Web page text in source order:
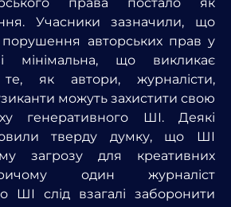
Учасники зазначили, що
порушення авторських прав у
мінімальна, що викликає
як автори, журналісти,
можуть захистити свою
генеративного ШІ. Деякі
тверду думку, що ШІ
загрозу для креативних
один журналіст
ШІ слід взагалі заборонити